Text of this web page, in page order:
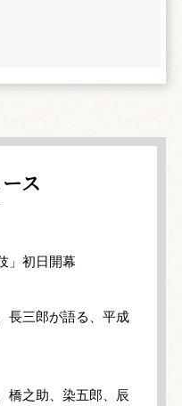
ス
」初日開幕
長三郎が語る、平成
橋之助、染五郎、辰